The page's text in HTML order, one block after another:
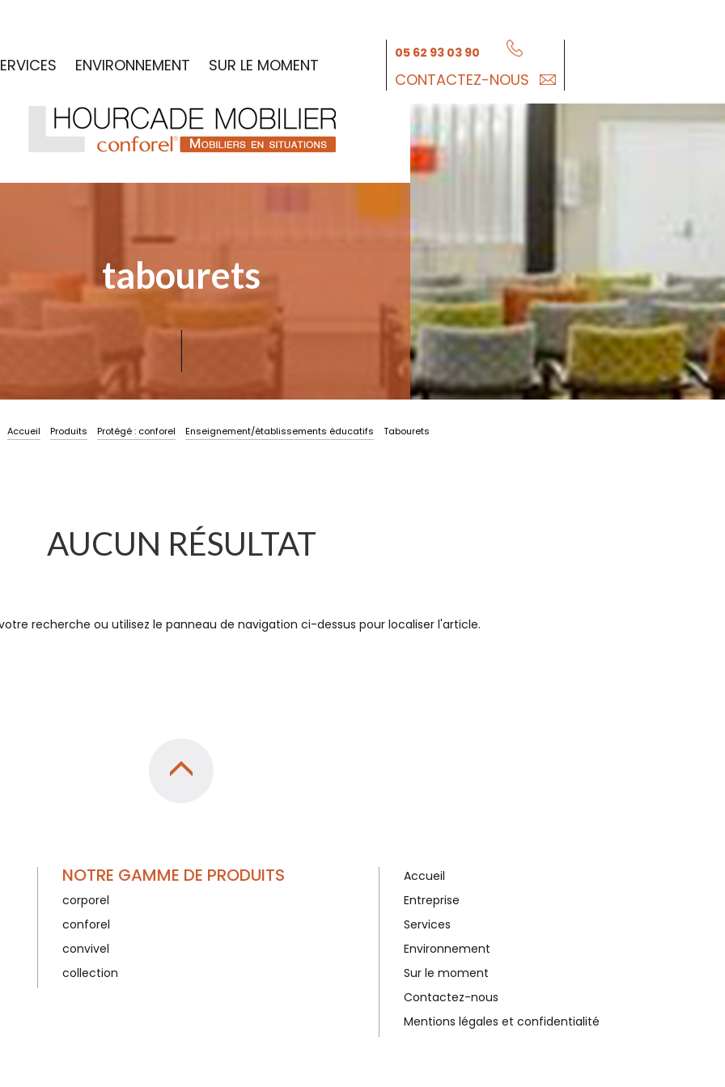
ENVIRONNEMENT SUR LE MOMENT
05 62 93 03 90
CONTACTEZ-NOUS
tabourets
|
Accueil Produits Protégé : conforel Enseignement/établissements éducatifs Tabourets
AUCUN RÉSULTAT
recherche ou utilisez le panneau de navigation ci-dessus pour localiser l'article.
NOTRE GAMME DE PRODUITS
corporel
conforel
convivel
collection
Accueil
Entreprise
Services
Environnement
Sur le moment
Contactez-nous
Mentions légales et confidentialité